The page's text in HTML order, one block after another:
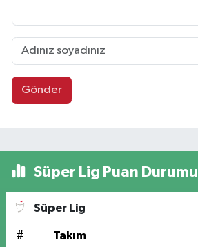
Gönder
Süper Lig Puan Durumu
Süper Lig
# Takım